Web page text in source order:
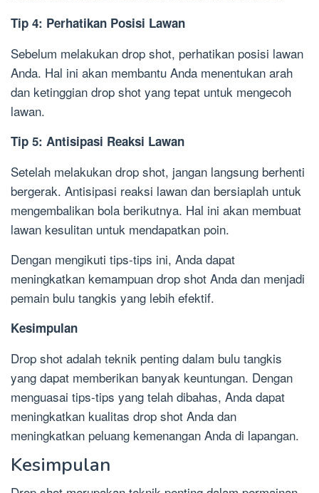
Tip 4: Perhatikan Posisi Lawan
Sebelum melakukan drop shot, perhatikan posisi lawan
Anda. Hal ini akan membantu Anda menentukan arah
dan ketinggian drop shot yang tepat untuk mengecoh
lawan.
Tip 5: Antisipasi Reaksi Lawan
Setelah melakukan drop shot, jangan langsung berhenti
bergerak. Antisipasi reaksi lawan dan bersiaplah untuk
mengembalikan bola berikutnya. Hal ini akan membuat
lawan kesulitan untuk mendapatkan poin.
Dengan mengikuti tips-tips ini, Anda dapat
meningkatkan kemampuan drop shot Anda dan menjadi
pemain bulu tangkis yang lebih efektif.
Kesimpulan
Drop shot adalah teknik penting dalam bulu tangkis
yang dapat memberikan banyak keuntungan. Dengan
menguasai tips-tips yang telah dibahas, Anda dapat
meningkatkan kualitas drop shot Anda dan
meningkatkan peluang kemenangan Anda di lapangan.
Kesimpulan